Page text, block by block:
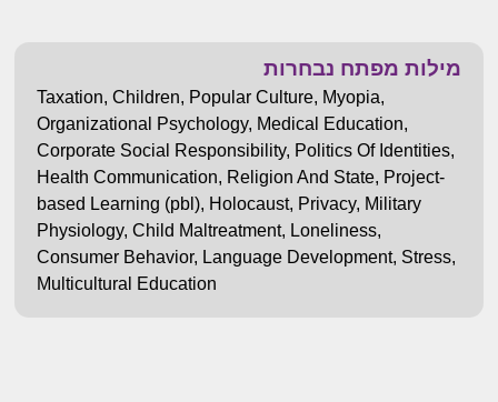
מילות מפתח נבחרות
Taxation,Children, Popular Culture, Myopia,
Organizational Psychology, Medical Education,
Corporate Social Responsibility, Politics Of Identities,
Health Communication, Religion And State, Project-
based Learning (pbl), Holocaust, Privacy, Military
Physiology,Child Maltreatment, Loneliness,
Consumer Behavior, Language Development, Stress,
Multicultural Education